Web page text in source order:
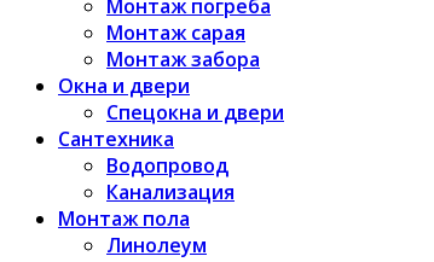
Монтаж погреба
Монтаж сарая
Монтаж забора
Окна и двери
Спецокна и двери
Сантехника
Водопровод
Канализация
Монтаж пола
Линолеум